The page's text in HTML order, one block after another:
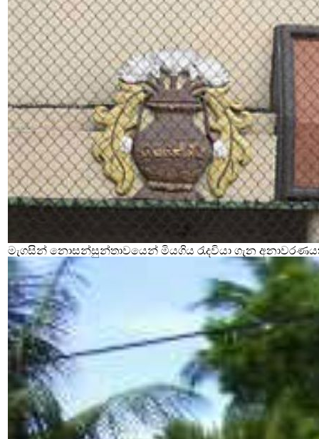
මැගසින් නොසන්සුන්තාවයෙන් මියගිය රැදවියා ගැන